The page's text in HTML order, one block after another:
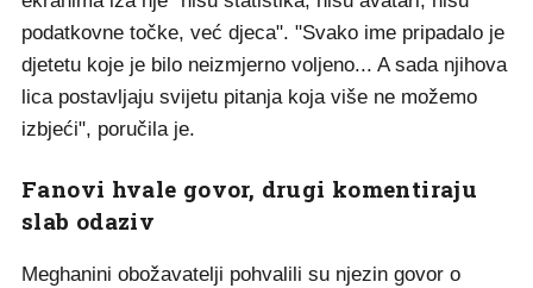
podatkovne točke, već djeca". "Svako ime pripadalo je
djetetu koje je bilo neizmjerno voljeno... A sada njihova
lica postavljaju svijetu pitanja koja više ne možemo
izbjeći", poručila je.
Fanovi hvale govor, drugi komentiraju
slab odaziv
Meghanini obožavatelji pohvalili su njezin govor o